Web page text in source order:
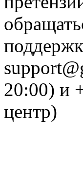
20:00) и
центр)